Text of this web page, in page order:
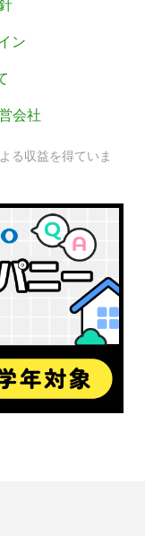
ン
会社
る収益を得ていま